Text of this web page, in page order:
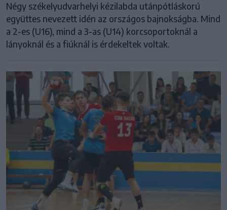
Négy székelyudvarhelyi kézilabda utánpótláskorú
együttes nevezett idén az országos bajnokságba. Mind
a 2-es (U16), mind a 3-as (U14) korcsoportoknál a
lányoknál és a fiúknál is érdekeltek voltak.